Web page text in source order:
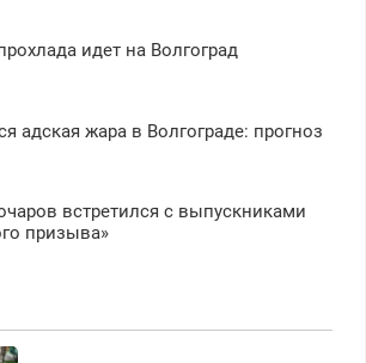
идет на Волгоград
адская жара в Волгограде: прогноз
встретился с выпускниками
призыва»